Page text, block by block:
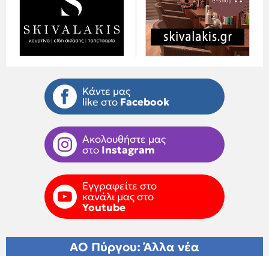
Κάντε μας
like στο Facebook
Ακολουθήστε μας
στο Instagram
Εγγραφείτε στο
κανάλι μας στο
Youtube
ΑΟ Πύργου: Άλλα νέα